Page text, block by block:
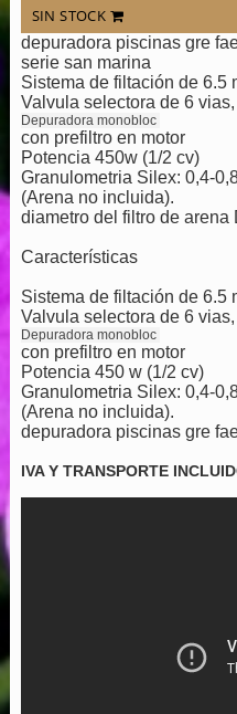
SIN STOCK
depuradora piscinas gre
serie san marina
Sistema de filtación de 6.5
Valvula selectora de 6
Depuradora monobloc
con prefiltro en motor
Potencia 450w (1/2 cv)
Granulometria Silex: 0,4-
(Arena no incluida).
diametro del filtro de arena
Características
Sistema de filtación de 6.5
Valvula selectora de 6
Depuradora monobloc
con prefiltro en motor
Potencia 450 w (1/2 cv)
Granulometria Silex: 0,4-
(Arena no incluida).
depuradora piscinas gre
IVA Y TRANSPORTE